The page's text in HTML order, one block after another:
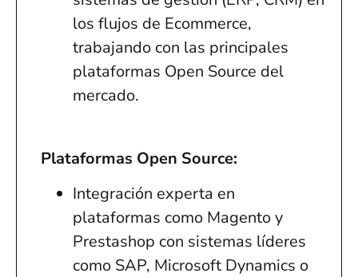
los flujos de Ecommerce,
trabajando con las principales
plataformas Open Source del
mercado.
Plataformas Open Source:
Integración experta en
plataformas como Magento y
Prestashop con sistemas líderes
como SAP, Microsoft Dynamics o